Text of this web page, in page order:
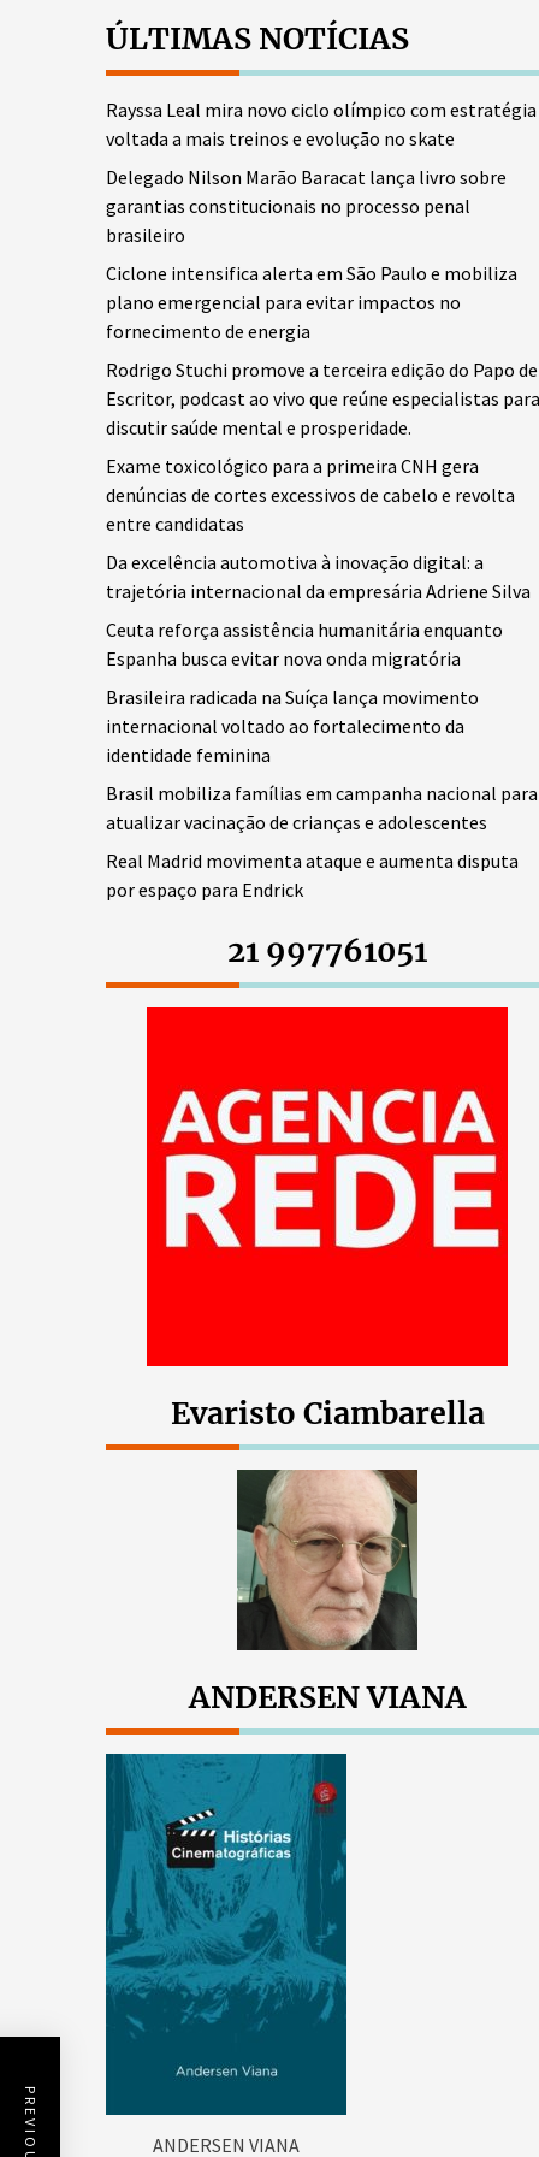
ÚLTIMAS NOTÍCIAS
Rayssa Leal mira novo ciclo olímpico com estratégia
voltada a mais treinos e evolução no skate
Delegado Nilson Marão Baracat lança livro sobre
garantias constitucionais no processo penal
brasileiro
Ciclone intensifica alerta em São Paulo e mobiliza
plano emergencial para evitar impactos no
fornecimento de energia
Rodrigo Stuchi promove a terceira edição do Papo de
Escritor, podcast ao vivo que reúne especialistas para
discutir saúde mental e prosperidade.
Exame toxicológico para a primeira CNH gera
denúncias de cortes excessivos de cabelo e revolta
entre candidatas
Da excelência automotiva à inovação digital: a
trajetória internacional da empresária Adriene Silva
Ceuta reforça assistência humanitária enquanto
Espanha busca evitar nova onda migratória
Brasileira radicada na Suíça lança movimento
internacional voltado ao fortalecimento da
identidade feminina
Brasil mobiliza famílias em campanha nacional para
atualizar vacinação de crianças e adolescentes
Real Madrid movimenta ataque e aumenta disputa
por espaço para Endrick
21 997761051
Evaristo Ciambarella
ANDERSEN VIANA
ANDERSEN VIANA